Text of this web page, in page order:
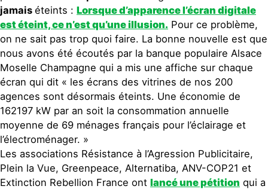
jamais éteints : Lorsque d’apparence l’écran digitale
est éteint, ce n’est qu’une illusion. Pour ce problème,
on ne sait pas trop quoi faire. La bonne nouvelle est que
nous avons été écoutés par la banque populaire Alsace
Moselle Champagne qui a mis une affiche sur chaque
écran qui dit « les écrans des vitrines de nos 200
agences sont désormais éteints. Une économie de
162197 kW par an soit la consommation annuelle
moyenne de 69 ménages français pour l’éclairage et
l’électroménager. »
Les associations Résistance à l’Agression Publicitaire,
Plein la Vue, Greenpeace, Alternatiba, ANV-COP21 et
Extinction Rebellion France ont lancé une pétition qui a